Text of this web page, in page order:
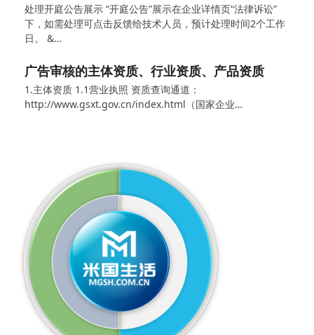
处理开庭公告展示 “开庭公告”展示在企业详情页“法律诉讼”
下，如需处理可点击反馈给技术人员，预计处理时间2个工作
日。 &…
广告审核的主体资质、行业资质、产品资质
1.主体资质 1.1营业执照 资质查询通道：
http://www.gsxt.gov.cn/index.html（国家企业…